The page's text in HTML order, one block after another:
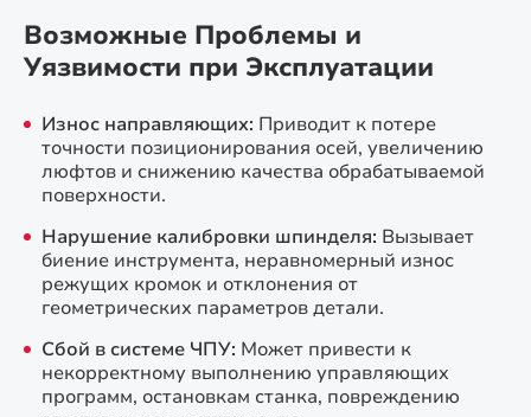
Возможные Проблемы и
Уязвимости при Эксплуатации
Износ направляющих: Приводит к потере
точности позиционирования осей, увеличению
люфтов и снижению качества обрабатываемой
поверхности.
Нарушение калибровки шпинделя: Вызывает
биение инструмента, неравномерный износ
режущих кромок и отклонения от
геометрических параметров детали.
Сбой в системе ЧПУ: Может привести к
некорректному выполнению управляющих
программ, остановкам станка, повреждению